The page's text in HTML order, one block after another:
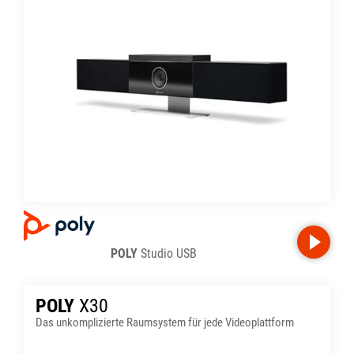
POLYStudio USB
POLY X30
Das unkomplizierte Raumsystem für jede Videoplattform